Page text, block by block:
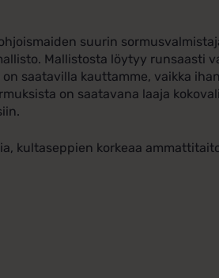
suurin
Mallistosta löytyy runsaasti
saatavilla kauttamme, vaikka
on saatavana laaja
kultaseppien korkeaa